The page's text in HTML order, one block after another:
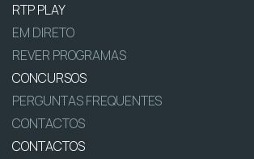
RTP PLAY
EM DIRETO
REVER PROGRAMAS
CONCURSOS
PERGUNTAS FREQUENTES
CONTACTOS
CONTACTOS